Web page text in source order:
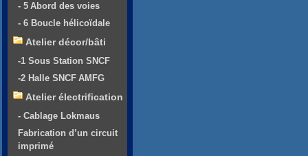
- 5 Abord des voies
- 6 Boucle hélicoïdale
Atelier décor/bâti
-1 Sous Station SNCF
-2 Halle SNCF AMFG
Atelier électrification
- Cablage Lokmaus
Fabrication d’un circuit
imprimé